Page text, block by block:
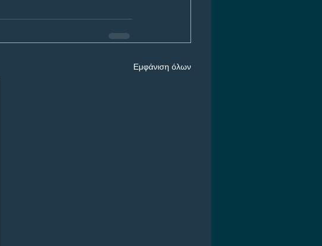
Εμφάνιση όλων